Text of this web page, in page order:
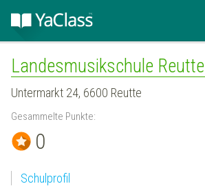
Landesmusikschule Reutte
Untermarkt 24, 6600 Reutte
Gesammelte Punkte:
0
Schulprofil